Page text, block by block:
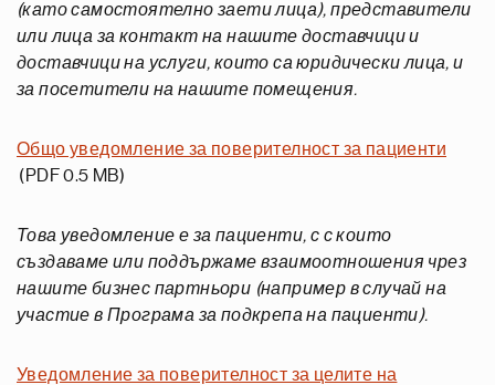
(като самостоятелно заети лица), представители
или лица за контакт на нашите доставчици и
доставчици на услуги, които са юридически лица, и
за посетители на нашите помещения.
Общо уведомление за поверителност за пациенти
(PDF 0.5 MB)
Това уведомление е за пациенти, с с които
създаваме или поддържаме взаимоотношения чрез
нашите бизнес партньори (например в случай на
участие в Програма за подкрепа на пациенти).
Уведомление за поверителност за целите на